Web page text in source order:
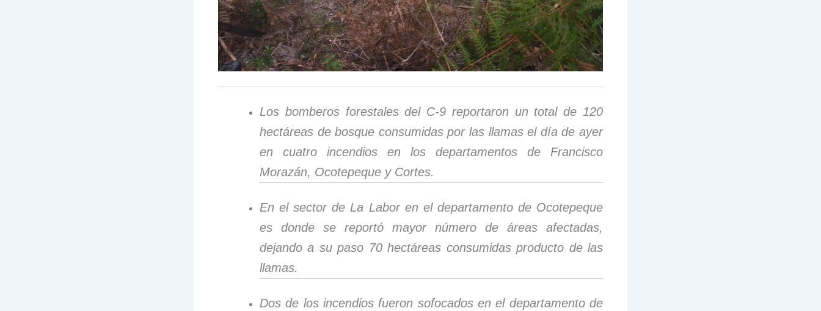
Los bomberos forestales del C-9 reportaron un total de 120
hectáreas de bosque consumidas por las llamas el día de ayer
en cuatro incendios en los departamentos de Francisco
Morazán, Ocotepeque y Cortes.
En el sector de La Labor en el departamento de Ocotepeque
es donde se reportó mayor número de áreas afectadas,
dejando a su paso 70 hectáreas consumidas producto de las
llamas.
Dos de los incendios fueron sofocados en el departamento de